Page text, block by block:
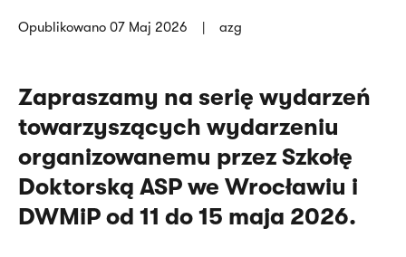
Opublikowano 07 Maj 2026 azg
Zapraszamy na serię wydarzeń
towarzyszących wydarzeniu
organizowanemu przez Szkołę
Doktorską ASP we Wrocławiu i
DWMiP od 11 do 15 maja 2026.